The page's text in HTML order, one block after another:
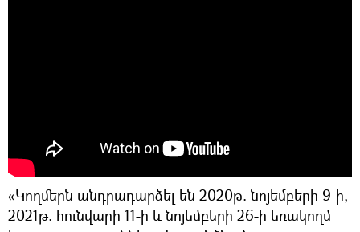
«Կողմերն անդրադարձել են 2020թ. նոյեմբերի 9-ի,
2021թ. հունվարի 11-ի և նոյեմբերի 26-ի եռակողմ